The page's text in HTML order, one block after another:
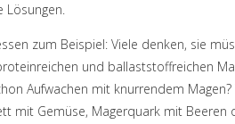
Lösungen.
zum Beispiel: Viele denken, sie
und ballaststoffreichen
Aufwachen mit knurrendem
mit Gemüse, Magerquark mit